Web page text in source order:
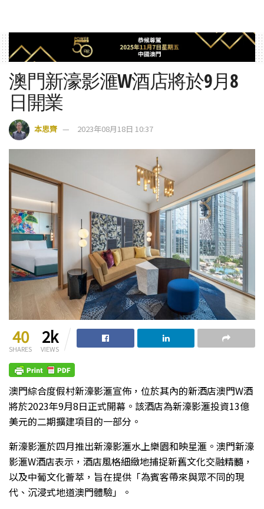
澳門新濠影滙W酒店將於9月8
日開業
本思齊 2023年08月18日 10:37
40
SHARES
2k
VIEWS
澳門綜合度假村新濠影滙宣佈，位於其內的新酒店澳門W酒
將於2023年9月8日正式開幕。該酒店為新濠影滙投資13億
美元的二期擴建項目的一部分。
新濠影滙於四月推出新濠影滙水上樂園和映星滙。澳門新濠
影滙W酒店表示，酒店風格細緻地捕捉新舊文化交融精髓，
以及中葡文化薈萃，旨在提供「為賓客帶來與眾不同的現
代、沉浸式地道澳門體驗」。